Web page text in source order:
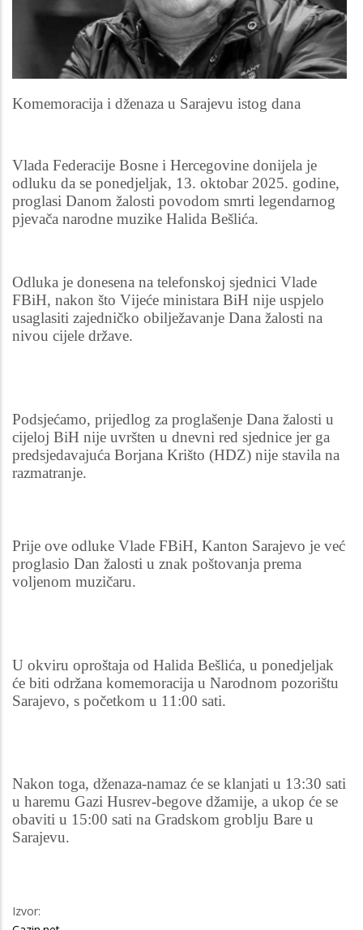
Komemoracija i dženaza u Sarajevu istog dana
Vlada Federacije Bosne i Hercegovine donijela je
odluku da se ponedjeljak, 13. oktobar 2025. godine,
proglasi Danom žalosti povodom smrti legendarnog
pjevača narodne muzike Halida Bešlića.
Odluka je donesena na telefonskoj sjednici Vlade
FBiH, nakon što Vijeće ministara BiH nije uspjelo
usaglasiti zajedničko obilježavanje Dana žalosti na
nivou cijele države.
Podsjećamo, prijedlog za proglašenje Dana žalosti u
cijeloj BiH nije uvršten u dnevni red sjednice jer ga
predsjedavajuća Borjana Krišto (HDZ) nije stavila na
razmatranje.
Prije ove odluke Vlade FBiH, Kanton Sarajevo je već
proglasio Dan žalosti u znak poštovanja prema
voljenom muzičaru.
U okviru oproštaja od Halida Bešlića, u ponedjeljak
će biti održana komemoracija u Narodnom pozorištu
Sarajevo, s početkom u 11:00 sati.
Nakon toga, dženaza-namaz će se klanjati u 13:30 sati
u haremu Gazi Husrev-begove džamije, a ukop će se
obaviti u 15:00 sati na Gradskom groblju Bare u
Sarajevu.
Izvor: